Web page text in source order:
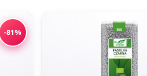
-81%